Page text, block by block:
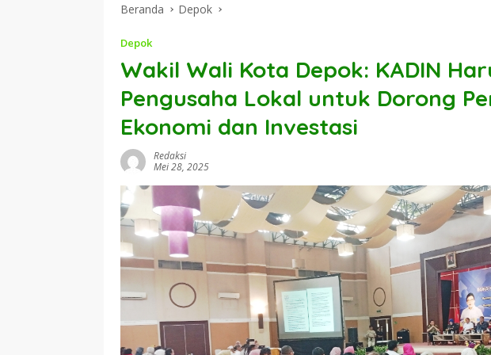
Beranda Depok
Depok
Wakil Wali Kota Depok: KADIN
Pengusaha Lokal untuk Dorong
Ekonomi dan Investasi
Redaksi
Mei 28, 2025